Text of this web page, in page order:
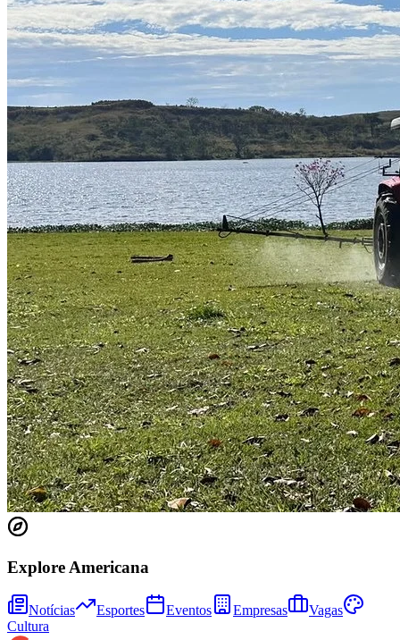
Athletico-PR
Explore Americana
Notícias Esportes Eventos Empresas
Vagas
Cultura